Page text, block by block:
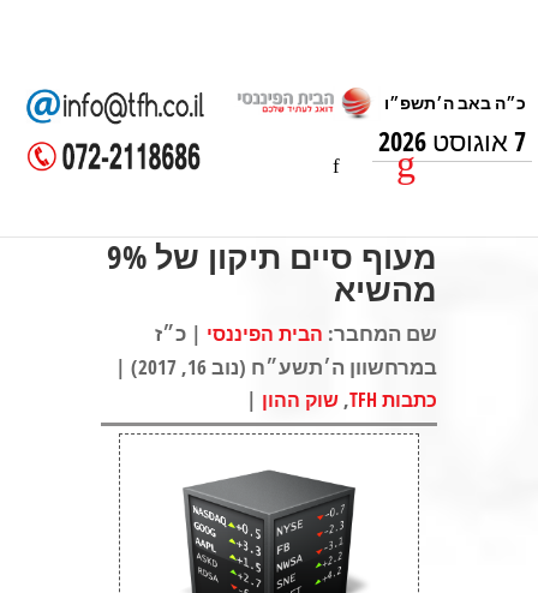
7 אוגוסט 2026
מעוף סיים תיקון של 9%
מהשיא
שם המחבר: הבית הפיננסי | כ״ז
במרחשוון ה׳תשע״ח (נוב 16, 2017) |
כתבות TFH , שוק ההון |